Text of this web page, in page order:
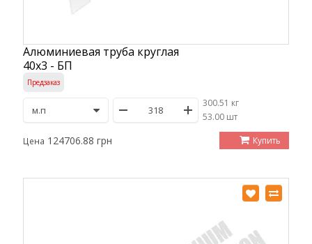
Алюминиевая труба круглая
40х3 - БП
Предзаказ
300.51 кг
/53.00 шт
Цена 124706.88 грн Купить